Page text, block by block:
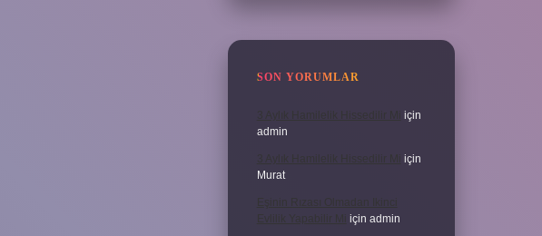
SON YORUMLAR
3 Aylık Hamilelik Hissedilir Mi
için
admin
3 Aylık Hamilelik Hissedilir Mi için
Murat
Eşinin Rızası Olmadan Ikinci
Evlilik Yapabilir Mi için admin